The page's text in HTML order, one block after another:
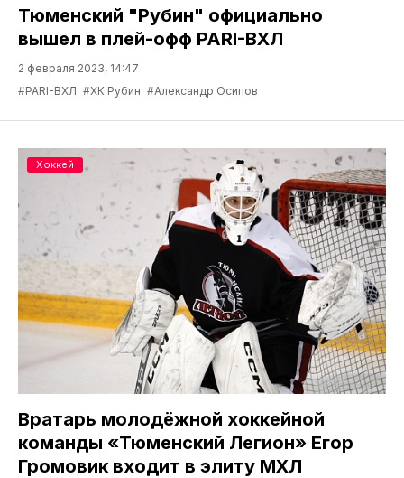
Тюменский "Рубин" официально
вышел в плей-офф PARI-ВХЛ
2 февраля 2023, 14:47
#PARI-ВХЛ #ХК Рубин #Александр Осипов
Вратарь молодёжной хоккейной
команды «Тюменский Легион» Егор
Громовик входит в элиту МХЛ
Хоккей